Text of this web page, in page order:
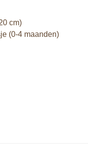
cm)
(0-4 maanden)